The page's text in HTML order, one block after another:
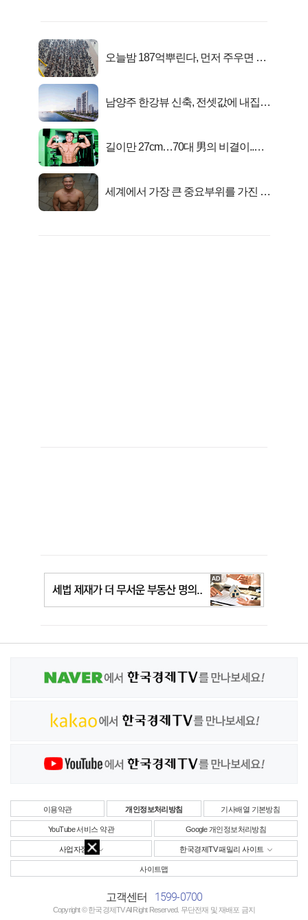
오늘밤 187억뿌린다, 먼저 주우면 최
남양주 한강뷰 신축, 전셋값에 내집마
길이만 27cm…70대 男의 비결이..충
세계에서 가장 큰 중요부위를 가진 남
이용약관 개인정보처리방침 기사배열 기본방침
YouTube 서비스 약관 Google 개인정보처리방침
사업자정보 한국경제TV 패밀리 사이트
사이트맵
고객센터 1599-0700
Copyright © 한국경제TV All Right Reserved. 무단전재 및 재배포 금지